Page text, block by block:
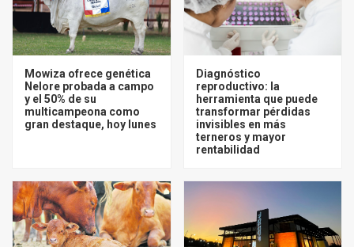
Mowiza ofrece genética
Nelore probada a campo
y el 50% de su
multicampeona como
gran destaque, hoy lunes
Diagnóstico
reproductivo: la
herramienta que puede
transformar pérdidas
invisibles en más
terneros y mayor
rentabilidad